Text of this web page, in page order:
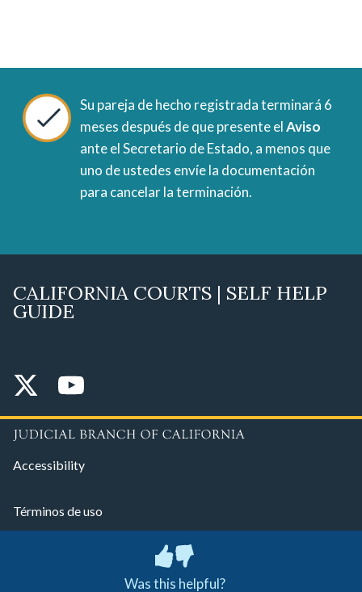
Su pareja de hecho registrada terminará 6
meses después de que presente elAviso
ante el Secretario de Estado, a menos que
uno de ustedes envíe la documentación
para cancelar la terminación.
Was this helpful?
CALIFORNIA COURTS | SELF HELP
GUIDE
Accessibility
Términos de uso